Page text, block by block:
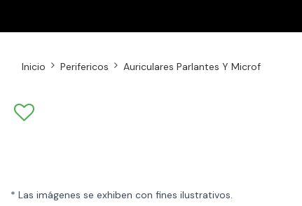
Inicio Perifericos Auriculares Parlantes Y Microf
* Las imágenes se exhiben con fines ilustrativos.